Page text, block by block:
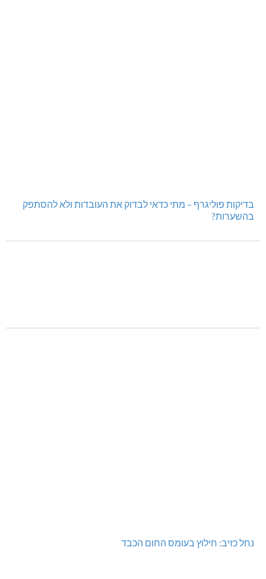
בדיקות פוליגרף – מתי כדאי לבדוק את העובדות ולא להסתפק
בהשערות?
נחל כזיב: חילוץ בעומס החום הכבד